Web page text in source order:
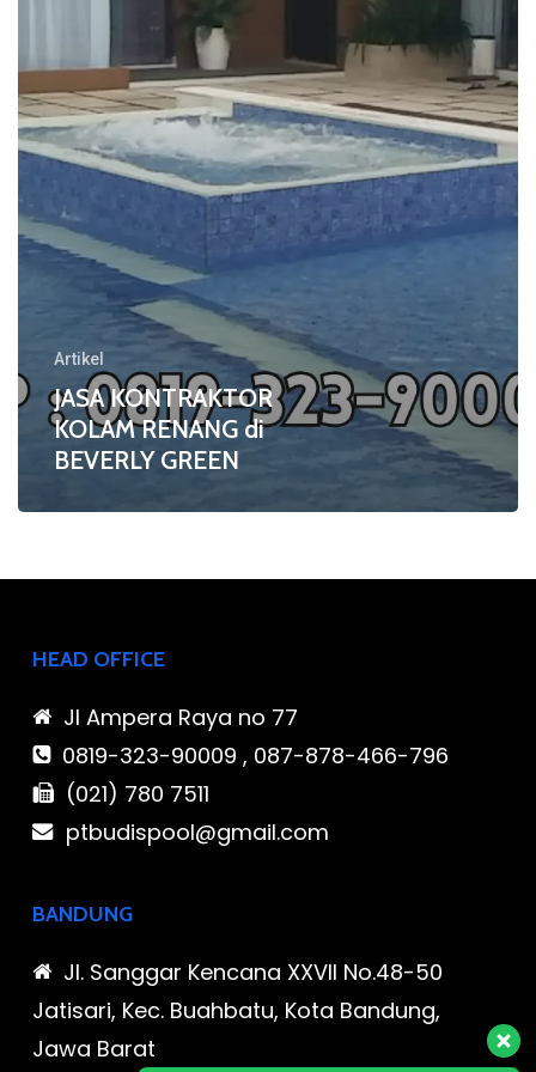
GREEN
Artikel
JASA KONTRAKTOR
KOLAM RENANG di
BEVERLY GREEN
HEAD OFFICE
Jl Ampera Raya no 77
0819-323-90009 , 087-878-466-796
(021) 780 7511
ptbudispool@gmail.com
BANDUNG
Jl. Sanggar Kencana XXVII No.48-50
Jatisari, Kec. Buahbatu, Kota Bandung,
Jawa Barat